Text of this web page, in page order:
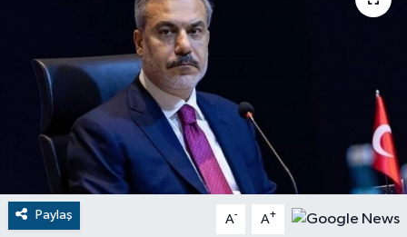
Paylaş A- A+